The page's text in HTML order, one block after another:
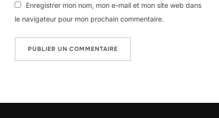
Enregistrer mon nom, mon e-mail et mon site web dans
le navigateur pour mon prochain commentaire.